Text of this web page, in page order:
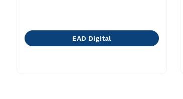
EAD Digital